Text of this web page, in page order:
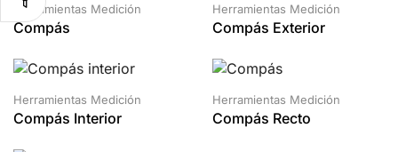
Herramientas Medición
Compás
Herramientas Medición
Compás Exterior
Herramientas Medición
Compás Interior
Herramientas Medición
Compás Recto